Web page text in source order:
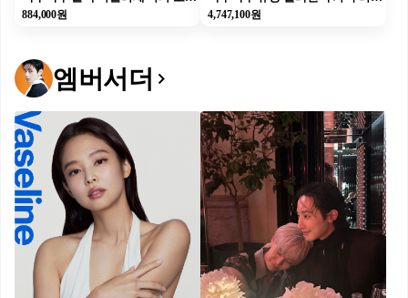
884,000원 4,747,100원
엠버서더